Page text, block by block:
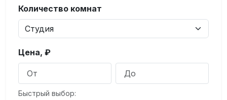
Количество комнат
Цена, ₽
Быстрый выбор: